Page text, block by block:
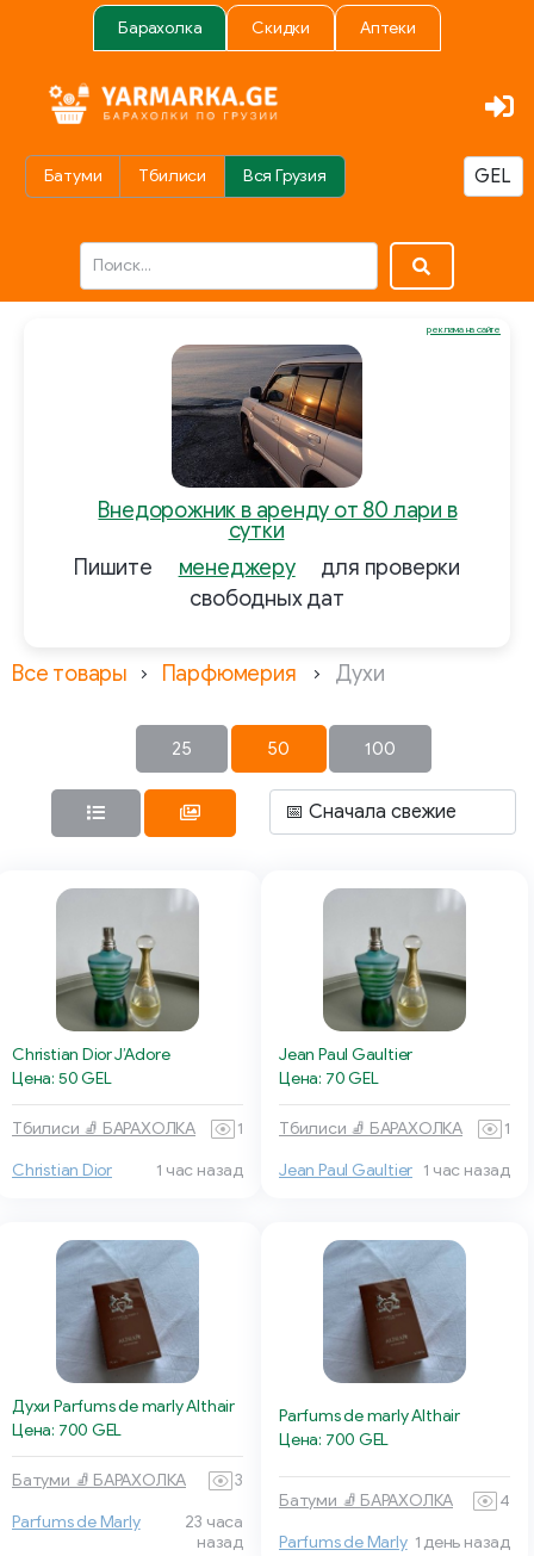
Барахолка Скидки Аптеки
Батуми Тбилиси Вся Грузия
Внедорожник в аренду от 80 лари в
сутки
Пишите
менеджеру
для проверки
свободных дат
реклама на сайте
Все товары Парфюмерия Духи
25 50 100
Christian Dior J’Adore
Цена: 50 GEL
Тбилиси 🧦 БАРАХОЛКА 1
Christian Dior 1 час назад
Jean Paul Gaultier
Цена: 70 GEL
Тбилиси 🧦 БАРАХОЛКА 1
Jean Paul Gaultier 1 час назад
Духи Parfums de marly Althair
Цена: 700 GEL
Батуми 🧦 БАРАХОЛКА 3
Parfums de Marly
23 часа
назад
Parfums de marly Althair
Цена: 700 GEL
Батуми 🧦 БАРАХОЛКА 4
Parfums de Marly 1 день назад